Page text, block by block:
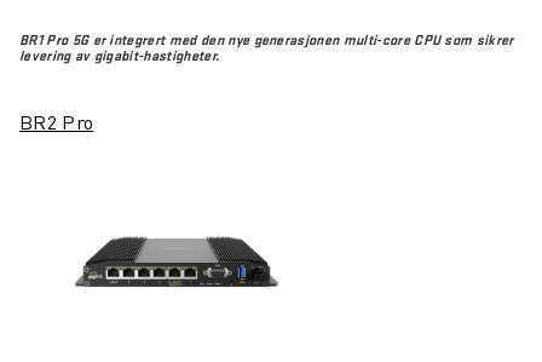
BR1 Pro 5G er integrert med den nye generasjonen multi-core CPU som sikrer
levering av gigabit-hastigheter.
BR2 Pro